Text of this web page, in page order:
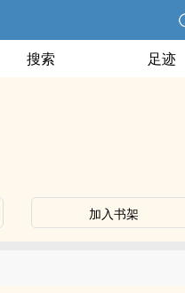
搜索 足迹
加入书架